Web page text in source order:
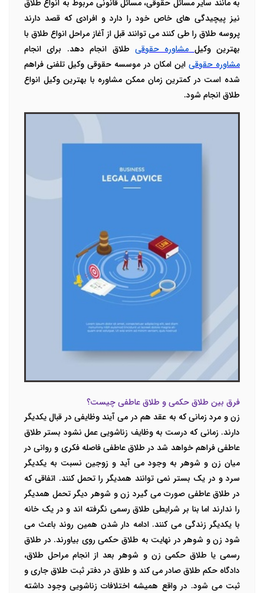
به مانند سایر مسائل حقوقی، مسائل قانونی مربوط به انواع طلاق
نیز پیچیدگی های خاص خود را دارد و افرادی که قصد دارند
پروسه طلاق را طی کنند می توانند قبل از آغاز مراحل انواع طلاق با
بهترین وکیل مشاوره حقوقی طلاق انجام دهد. برای انجام
مشاوره حقوقی این امکان در موسسه حقوقی وکیل تلفنی فراهم
شده است در کمترین زمان ممکن مشاوره با بهترین وکیل انواع
طلاق انجام شود.
فرق بین طلاق حکمی و طلاق عاطفی چیست؟
زن و مرد زمانی که به عقد هم در می آیند وظایفی در قبال یکدیگر
دارند. زمانی که درست به وظایف زناشویی عمل نشود بستر طلاق
عاطفی فراهم خواهد شد در طلاق عاطفی فاصله فکری و روانی در
میان زن و شوهر به وجود می آید و زوجین نسبت به یکدیگر
سرد و در یک بستر نمی توانند همدیگر را تحمل کنند. اتفاقی که
در طلاق عاطفی صورت می گیرد زن و شوهر دیگر تحمل همدیگر
را ندارند اما بنا بر شرایطی طلاق رسمی نگرفته اند و در یک خانه
با یکدیگر زندگی می کنند. ادامه دار شدن همین روند باعث می
شود زن و شوهر در نهایت به طلاق حکمی روی بیاورند. در طلاق
رسمی یا طلاق حکمی زن و شوهر بعد از انجام مراحل طلاق،
دادگاه حکم طلاق صادر می کند و طلاق در دفتر ثبت طلاق جاری و
ثبت می شود. در واقع همیشه اختلافات زناشویی وجود داشته